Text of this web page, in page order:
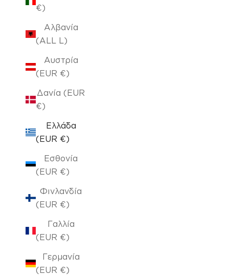
€)
Αλβανία
(ALL L)
Αυστρία
(EUR €)
Δανία (EUR
€)
Ελλάδα
(EUR €)
Εσθονία
(EUR €)
Φινλανδία
(EUR €)
Γαλλία
(EUR €)
Γερμανία
(EUR €)